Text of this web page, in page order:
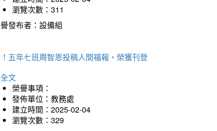
瀏覽次數：311
發布者：設備組
五年七班周智恩投稿人間福報，榮獲刊登
文
榮譽事項：
發佈單位：教務處
建立時間：2025-02-04
瀏覽次數：329